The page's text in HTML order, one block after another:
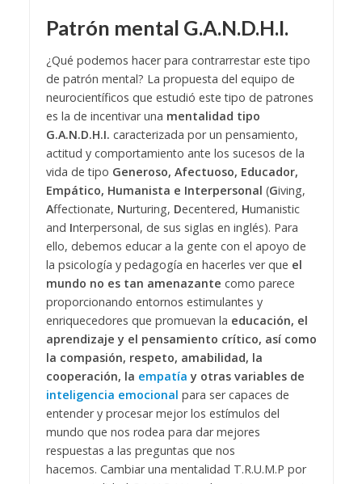
Patrón mental G.A.N.D.H.I.
¿Qué podemos hacer para contrarrestar este tipo
de patrón mental? La propuesta del equipo de
neurocientíficos que estudió este tipo de patrones
es la de incentivar una mentalidad tipo
G.A.N.D.H.I. caracterizada por un pensamiento,
actitud y comportamiento ante los sucesos de la
vida de tipo Generoso, Afectuoso, Educador,
Empático, Humanista e Interpersonal (Giving,
Affectionate, Nurturing, Decentered, Humanistic
and Interpersonal, de sus siglas en inglés). Para
ello, debemos educar a la gente con el apoyo de
la psicología y pedagogía en hacerles ver que el
mundo no es tan amenazante como parece
proporcionando entornos estimulantes y
enriquecedores que promuevan la educación, el
aprendizaje y el pensamiento crítico, así como
la compasión, respeto, amabilidad, la
cooperación, la empatía y otras variables de
inteligencia emocional para ser capaces de
entender y procesar mejor los estímulos del
mundo que nos rodea para dar mejores
respuestas a las preguntas que nos
hacemos. Cambiar una mentalidad T.R.U.M.P por